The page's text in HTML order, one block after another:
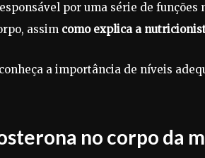
por uma série de
assim como explica a
a importância de níveis
no corpo da